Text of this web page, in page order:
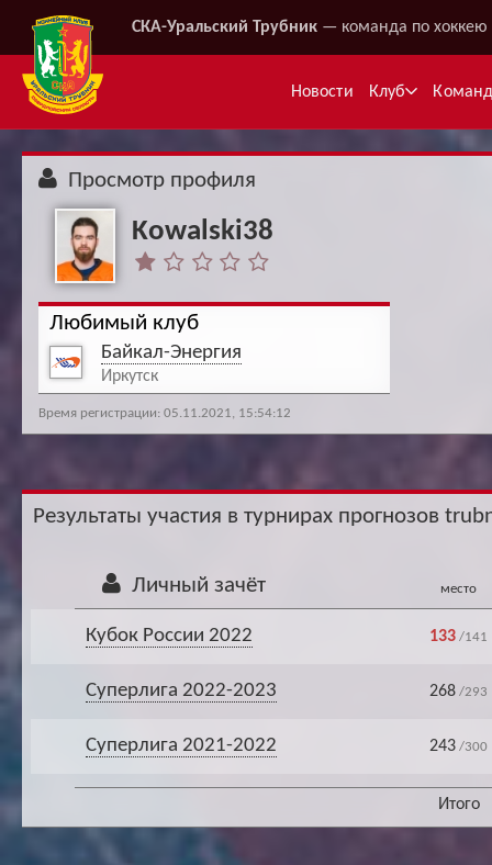
СКА-Уральский Трубник — команда по хоккею
Новости Клуб
Просмотр профиля
Kowalski38
Любимый клуб
Байкал-Энергия
Иркутск
Время регистрации: 05.11.2021, 15:54:12
Результаты участия в турнирах прогнозов
Личный зачёт место
Кубок России 2022 133 /141
Суперлига 2022-2023 268 /293
Суперлига 2021-2022 243 /300
Итого